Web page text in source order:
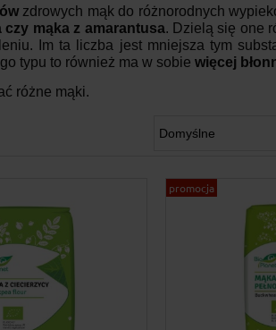
zdrowych mąk do różnorodnych
mąka z amarantusa. Dzielą się one
Im ta liczba jest mniejsza tym
typu to również ma w sobie więcej
różne mąki.
promocja